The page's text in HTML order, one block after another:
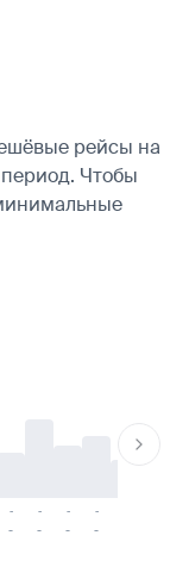
рейсы на
Чтобы
-
-
-
-
-
-
-
-